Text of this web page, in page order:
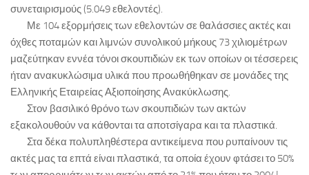
συνεταιρισμούς (5.049 εθελοντές).
Με 104 εξορμήσεις των εθελοντών σε θαλάσσιες ακτές και
όχθες ποταμών και λιμνών συνολικού μήκους 73 χιλιομέτρων
μαζεύτηκαν εννέα τόνοι σκουπιδιών εκ των οποίων οι τέσσερεις
ήταν ανακυκλώσιμα υλικά που προωθήθηκαν σε μονάδες της
Ελληνικής Εταιρείας Αξιοποίησης Ανακύκλωσης.
Στον βασιλικό θρόνο των σκουπιδιών των ακτών
εξακολουθούν να κάθονται τα αποτσίγαρα και τα πλαστικά.
Στα δέκα πολυπληθέστερα αντικείμενα που ρυπαίνουν τις
ακτές μας τα επτά είναι πλαστικά, τα οποία έχουν φτάσει το 50%